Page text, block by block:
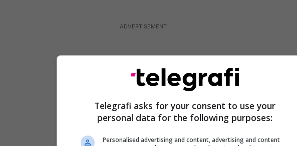
Telegrafi asks for your consent to use your
personal data for the following purposes:
Personalised advertising and content, advertising and content